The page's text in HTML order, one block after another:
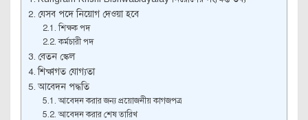
যেসব পদে নিয়োগ দেওয়া হবে
শিক্ষক পদ
কর্মচারী পদ
বেতন স্কেল
শিক্ষাগত যোগ্যতা
আবেদন পদ্ধতি
আবেদন করার জন্য প্রয়োজনীয় কাগজপত্র
আবেদন করার শেষ তারিখ